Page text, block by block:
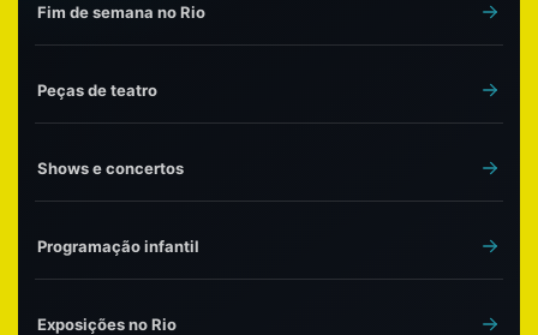
Fim de semana no Rio
Peças de teatro
Shows e concertos
Programação infantil
Exposições no Rio